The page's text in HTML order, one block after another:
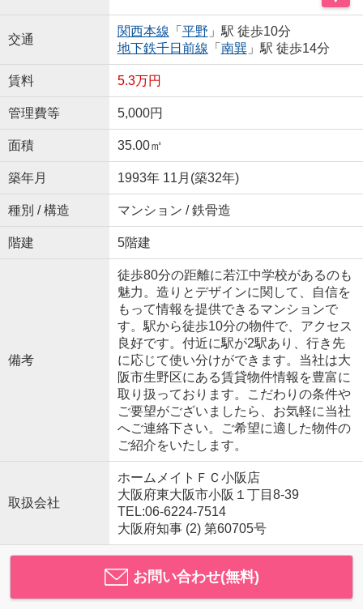
交通
関西本線 「 平野 」駅 徒歩10分
地下鉄千日前線 「 南巽」駅 徒歩14分
賃料 5.3万円
管理費等 5,000円
面積 35.00㎡
築年月 1993年 11月(築32年)
種別 / 構造 マンション / 鉄骨造
階建 5階建
備考
徒歩80分の距離に若江中学校があるのも
魅力。造りとデザインに関して、自信を
もって情報を提供できるマンションで
す。駅から徒歩10分の物件で、アクセス
良好です。付近に駅が2駅あり、行き先
に応じて使い分けができます。当社は大
阪市生野区にある賃貸物件情報を豊富に
取り扱っております。こだわりの条件や
ご要望がございましたら、お気軽に当社
へご連絡下さい。ご希望に適した物件の
ご紹介をいたします。
取扱会社
ホームメイトＦＣ小阪店
大阪府東大阪市小阪１丁目8-39
TEL:06-6224-7514
大阪府知事 (2) 第60705号
お問い合わせ(無料)